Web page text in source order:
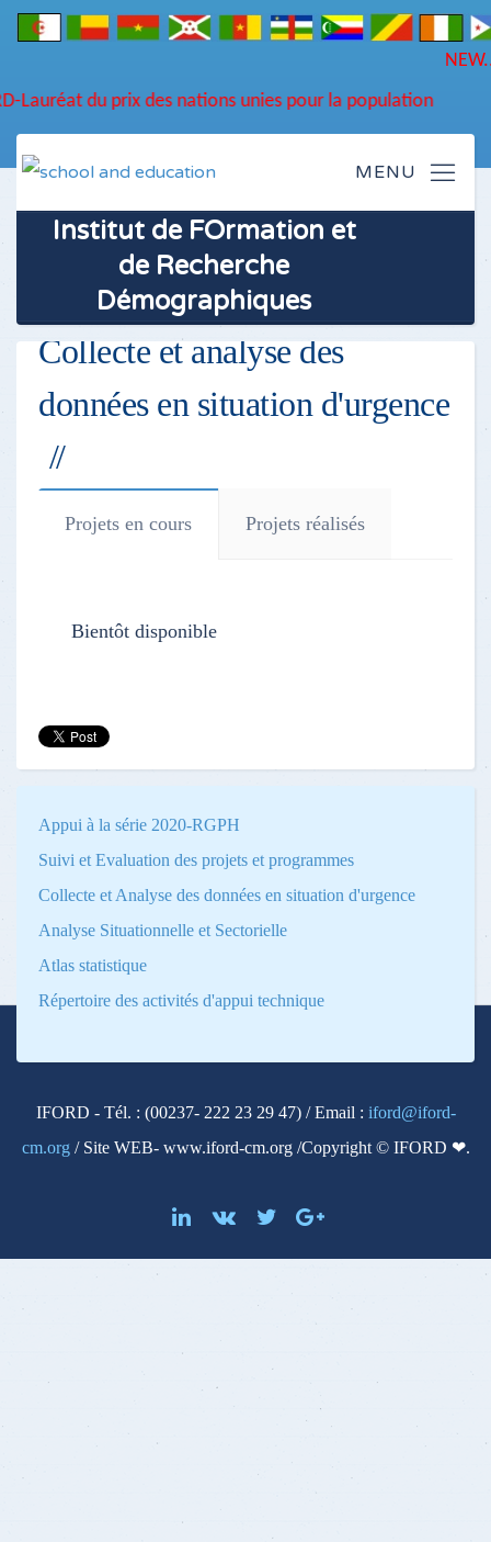
Lauréat du prix des nations unies pour la population
Institut de FOrmation et
de Recherche
Démographiques
Collecte et analyse des
données en situation d'urgence
Projets en cours Projets réalisés
Bientôt disponible
Appui à la série 2020-RGPH
Suivi et Evaluation des projets et programmes
Collecte et Analyse des données en situation d'urgence
Analyse Situationnelle et Sectorielle
Atlas statistique
Répertoire des activités d'appui technique
IFORD - Tél. : (00237- 222 23 29 47) / Email : iford@iford-
cm.org / Site WEB- www.iford-cm.org /Copyright © IFORD ❤.